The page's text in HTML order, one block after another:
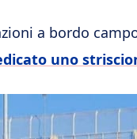
a bordo
uno